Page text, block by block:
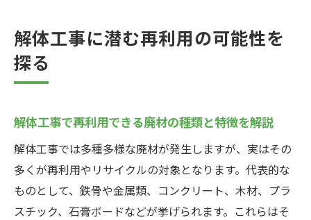
解体工事に潜む再利用の可能性を
探る
解体工事で再利用できる廃材の種類と特徴を解説
解体工事では多種多様な廃材が発生しますが、実はその
多くが再利用やリサイクルの対象となります。代表的な
ものとして、鉄骨や金属類、コンクリート、木材、プラ
スチック、石膏ボードなどが挙げられます。これらはそ